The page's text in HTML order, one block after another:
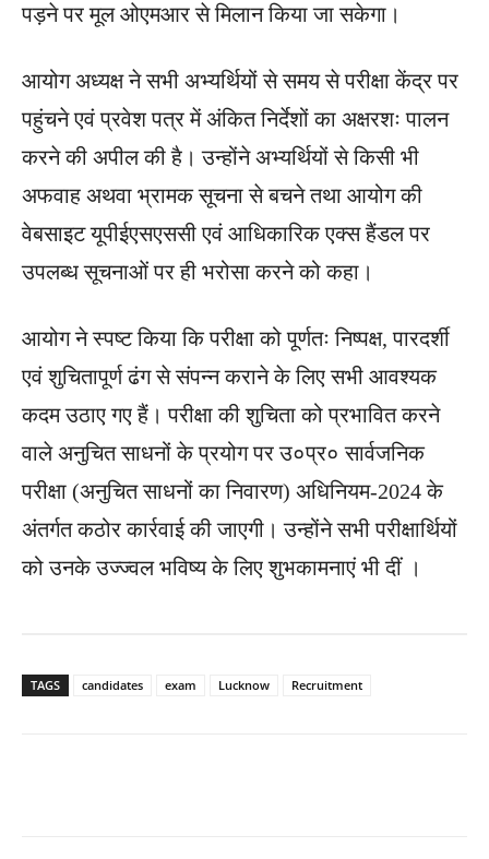
पड़ने पर मूल ओएमआर से मिलान किया जा सकेगा।
आयोग अध्यक्ष ने सभी अभ्यर्थियों से समय से परीक्षा केंद्र पर
पहुंचने एवं प्रवेश पत्र में अंकित निर्देशों का अक्षरशः पालन
करने की अपील की है। उन्होंने अभ्यर्थियों से किसी भी
अफवाह अथवा भ्रामक सूचना से बचने तथा आयोग की
वेबसाइट यूपीईएसएससी एवं आधिकारिक एक्स हैंडल पर
उपलब्ध सूचनाओं पर ही भरोसा करने को कहा।
आयोग ने स्पष्ट किया कि परीक्षा को पूर्णतः निष्पक्ष, पारदर्शी
एवं शुचितापूर्ण ढंग से संपन्न कराने के लिए सभी आवश्यक
कदम उठाए गए हैं। परीक्षा की शुचिता को प्रभावित करने
वाले अनुचित साधनों के प्रयोग पर उ०प्र० सार्वजनिक
परीक्षा (अनुचित साधनों का निवारण) अधिनियम-2024 के
अंतर्गत कठोर कार्रवाई की जाएगी। उन्होंने सभी परीक्षार्थियों
को उनके उज्ज्वल भविष्य के लिए शुभकामनाएं भी दीं ।
TAGS candidates exam Lucknow Recruitment